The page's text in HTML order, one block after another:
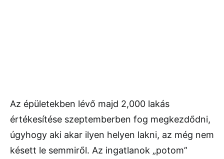
Az épületekben lévő majd 2,000 lakás
értékesítése szeptemberben fog megkezdődni,
úgyhogy aki akar ilyen helyen lakni, az még nem
késett le semmiről. Az ingatlanok „potom”